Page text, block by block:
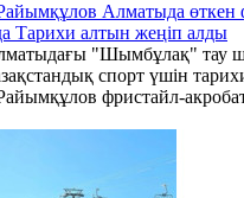
Алматыда өткен
Тарихи алтын жеңіп алды
"Шымбұлақ" тау
спорт үшін
фристайл-